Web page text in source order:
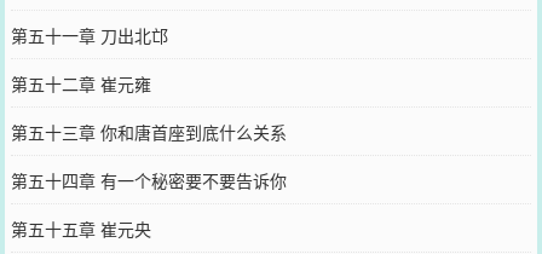
第五十一章 刀出北邙
第五十二章 崔元雍
第五十三章 你和唐首座到底什么关系
第五十四章 有一个秘密要不要告诉你
第五十五章 崔元央